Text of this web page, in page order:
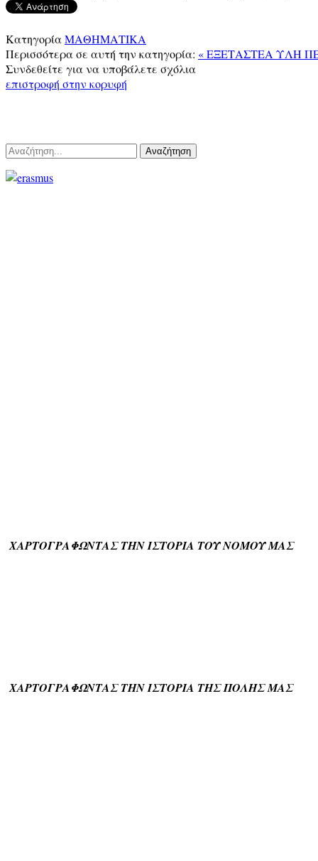
ΚατηγορίαΜΑΘΗΜΑΤΙΚΑ
Περισσότερα σε αυτή την κατηγορία: « ΕΞΕΤΑΣΤΕΑ ΥΛΗ
Συνδεθείτε για να υποβάλετε σχόλια
επιστροφή στην κορυφή
Αναζήτηση
ΧΑΡΤΟΓΡΑΦΩΝΤΑΣ ΤΗΝ ΙΣΤΟΡΙΑ ΤΟΥ ΝΟΜΟΥ ΜΑΣ
ΧΑΡΤΟΓΡΑΦΩΝΤΑΣ ΤΗΝ ΙΣΤΟΡΙΑ ΤΗΣ ΠΟΛΗΣ ΜΑΣ